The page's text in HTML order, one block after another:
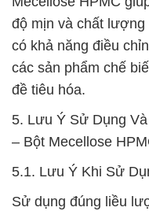
độ mịn và chất lượng
có khả năng điều
các sản phẩm chế
đề tiêu hóa.
5. Lưu Ý Sử Dụng
– Bột Mecellose
5.1. Lưu Ý Khi Sử
Sử dụng đúng liều